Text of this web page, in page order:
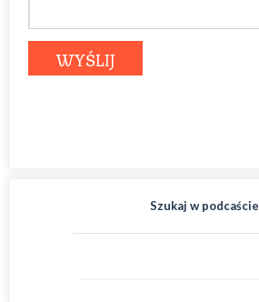
Szukaj w podcaście